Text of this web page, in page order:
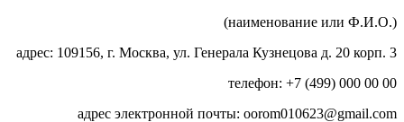
(наименование или Ф.И.О.)
адрес: 109156, г. Москва, ул. Генерала Кузнецова д. 20 корп. 3
телефон: +7 (499) 000 00 00
адрес электронной почты: oorom010623@gmail.com